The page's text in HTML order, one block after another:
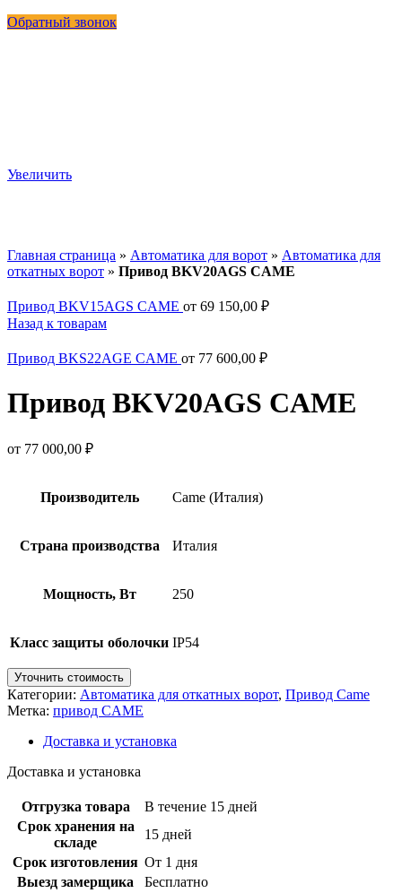
Обратный звонок
Увеличить
Главная страница » Автоматика для ворот » Автоматика для
откатных ворот » Привод BKV20AGS CAME
Привод BKV15AGS CAME от 69 150,00 ₽
Назад к товарам
Привод BKS22AGE CAME от 77 600,00 ₽
Привод BKV20AGS CAME
от 77 000,00 ₽
Производитель Came (Италия)
Страна производства Италия
Мощность, Вт 250
Класс защиты оболочки IP54
Уточнить стоимость
Категории: Автоматика для откатных ворот, Привод Came
Метка: привод CAME
Доставка и установка
Доставка и установка
Отгрузка товара
В течение 15 дней
Срок хранения на
складе
15 дней
Срок изготовления От 1 дня
Выезд замерщика
Бесплатно